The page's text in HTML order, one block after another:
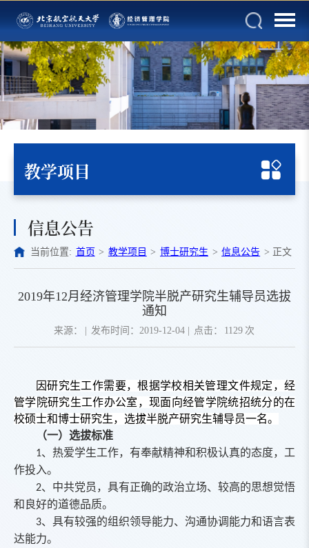
教学项目
信息公告
当前位置: 首页 > 教学项目 > 博士研究生 > 信息公告 > 正文
2019年12月经济管理学院半脱产研究生辅导员选拔
通知
来源： 发布时间：2019-12-04 点击： 1129 次
因研究生工作需要，根据学校相关管理文件规定，经
管学院研究生工作办公室，现面向经管学院统招统分的在
校硕士和博士研究生，选拔半脱产研究生辅导员一名。
（一）选拔标准
1、热爱学生工作，有奉献精神和积极认真的态度，工
作投入。
2、中共党员，具有正确的政治立场、较高的思想觉悟
和良好的道德品质。
3、具有较强的组织领导能力、沟通协调能力和语言表
达能力。